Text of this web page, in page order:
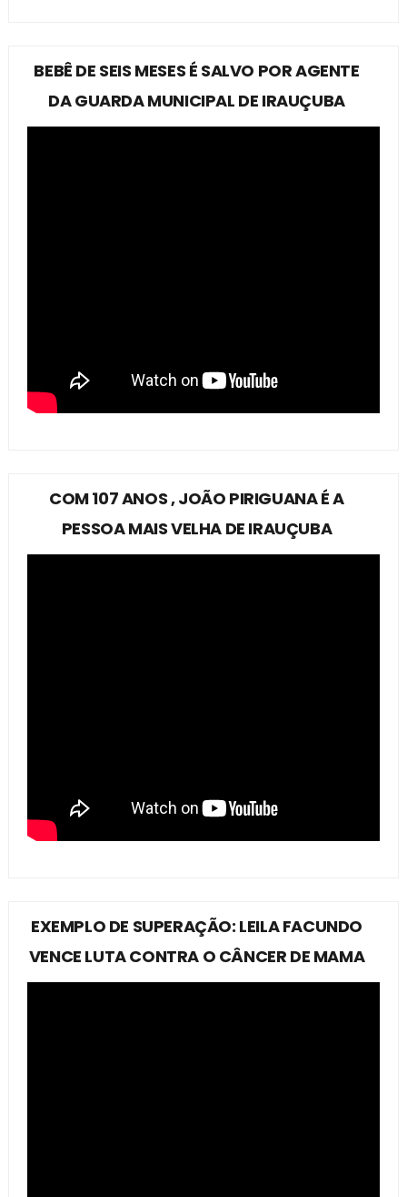
BEBÊ DE SEIS MESES É SALVO POR AGENTE
DA GUARDA MUNICIPAL DE IRAUÇUBA
COM 107 ANOS , JOÃO PIRIGUANA É A
PESSOA MAIS VELHA DE IRAUÇUBA
EXEMPLO DE SUPERAÇÃO: LEILA FACUNDO
VENCE LUTA CONTRA O CÂNCER DE MAMA